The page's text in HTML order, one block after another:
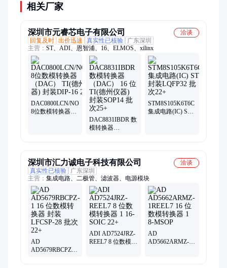
相关厂家
深圳市元睿芯电子有限公司
洽谈
回复及时 出价迅速 真实性已核验
广东深圳
主营： ST、ADI、恩智浦、16、ELMOS、xilinx
DAC0800LCN/NOPB
8位数模转换器
DAC8831IBDR 数
模转换器
STM8S105K6T6C
集成电路(IC) ST
深圳市汇力诚电子科技有限公司
洽谈
真实性已核验
广东深圳
主营： 集成电路、二极管、滤波器、电源模块
AD
AD5679RBCPZ-1
ADI AD7524JRZ-
REEL7 8 位数模转
AD
AD5662ARMZ-